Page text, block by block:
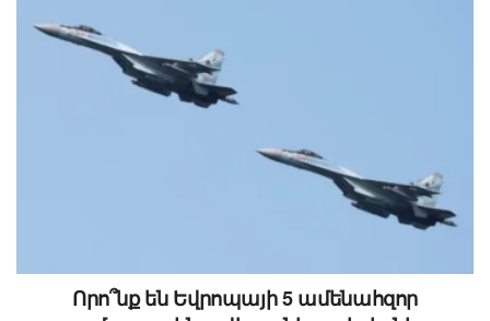
Որո՞նք են Եվրոպայի 5 ամենահզոր